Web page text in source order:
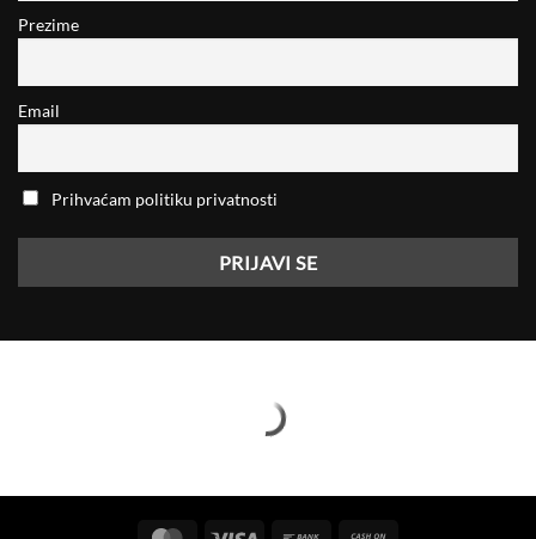
Prezime
Email
Prihvaćam politiku privatnosti